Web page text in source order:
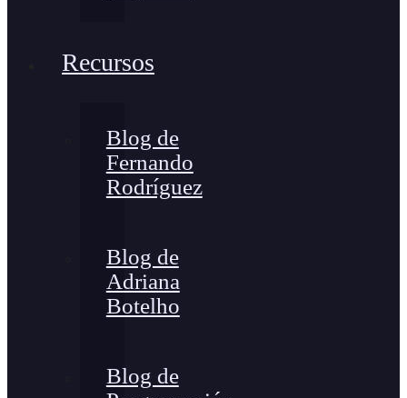
Recursos
Blog de
Fernando
Rodríguez
Blog de
Adriana
Botelho
Blog de